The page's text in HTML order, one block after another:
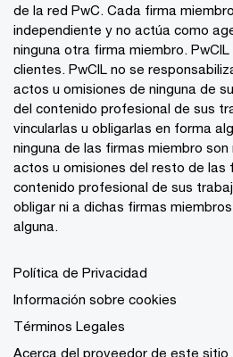
de la red PwC. Cada firma
independiente y no actúa como
ninguna otra firma miembro.
clientes. PwCIL no se
actos u omisiones de ninguna de
del contenido profesional de sus
vincularlas u obligarlas en forma
ninguna de las firmas miembro
actos u omisiones del resto de las
contenido profesional de sus
obligar ni a dichas firmas
alguna.
Política de Privacidad
Información sobre cookies
Términos Legales
Acerca del proveedor de este sitio